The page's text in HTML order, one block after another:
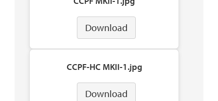
Download
CCPF-HC MKII-1.jpg
Download